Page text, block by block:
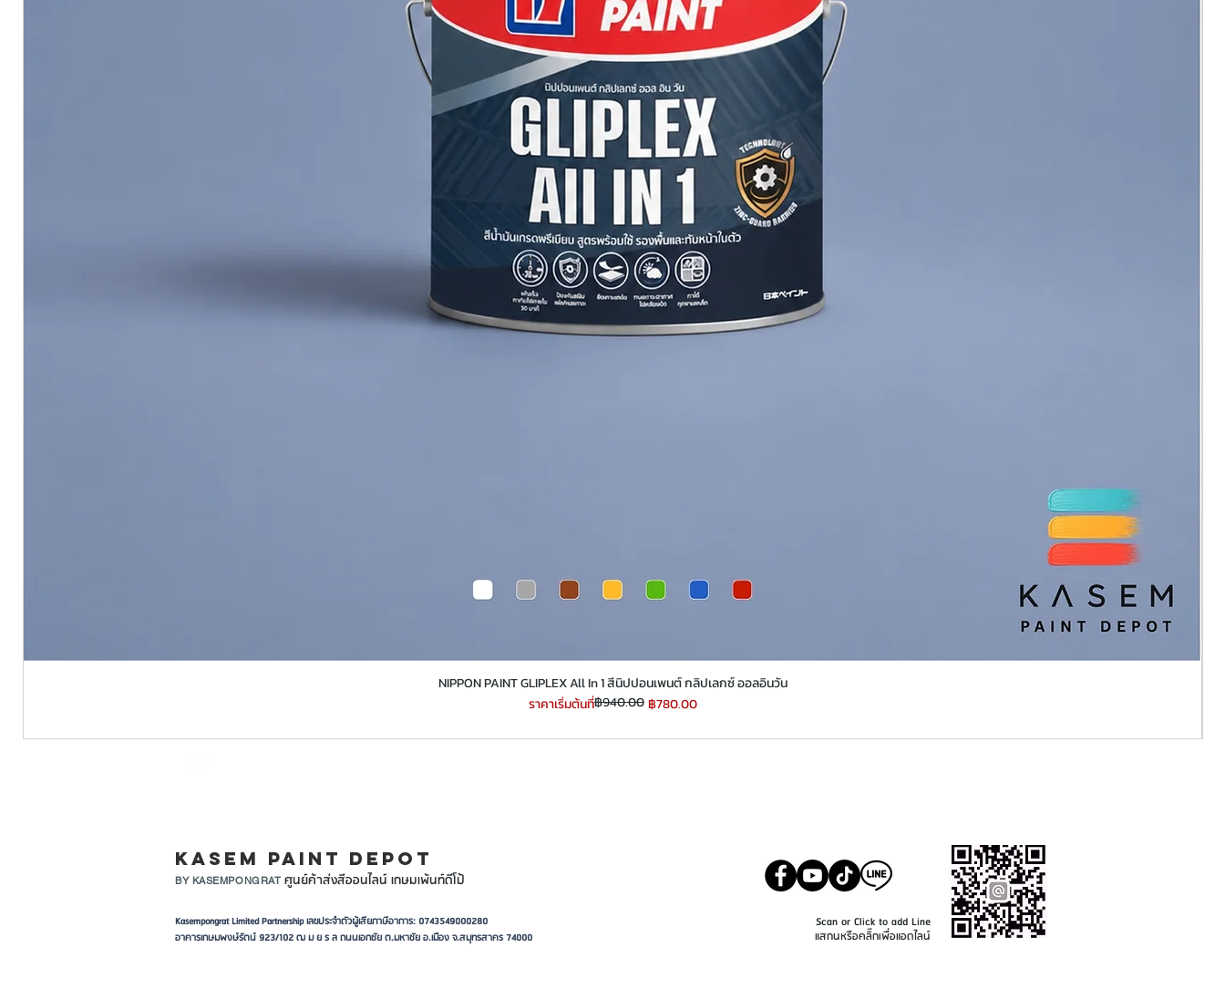
​​​​​​​NIPPON PAINT GLIPLEX All In 1 สีนิปปอนเพนต์ กลิปเลกซ์ ออลอินวัน
ราคาเริ่มต้นที่
ราคาปกติ ฿940.00 ฿780.00
ราคาขายลด
KASEM PAINT DEPOT
BY KASEMPONGRAT ศูนย์ค้าส่งสีออนไลน์ เกษมเพ้นท์ดีโป้
Kasempongrat Limited Partnership เลขประจำตัวผู้เสียภาษีอาการ: 0743549000280
อาคารเกษมพงษ์รัตน์ 923/102 ฒ ม ย ร ล ถนนเอกชัย ต.มหาชัย อ.เมือง จ.สมุทรสาคร 74000
Scan or Click to add Line
แสกนหรือคลิ๊กเพื่อแอดไลน์